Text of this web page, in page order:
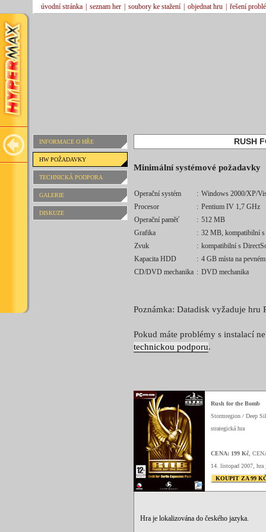
úvodní stránka seznam her soubory ke stažení objednat hru řešení
INFORMACE O HŘE
HW POŽADAVKY
TECHNICKÁ PODPORA
GALERIE
DISKUZE
RUSH
Minimální systémové požadavky
Operační systém : Windows 2000/XP/
Procesor
: Pentium IV 1,7 GHz
Operační paměť
: 512 MB
Grafika
: 32 MB, kompatibilní
Zvuk
: kompatibilní s
Kapacita HDD
: 4 GB místa na
CD/DVD mechanika : DVD mechanika
Poznámka: Datadisk vyžaduje hru
Pokud máte problémy s instalací
technickou podporu.
Rush for the Bomb
Stormregion / Deep
strategická hra
CENA: 199 Kč ,
14. listopad 2007, hra
KOUPIT ZA 99
Hra je lokalizována do českého jazyka.